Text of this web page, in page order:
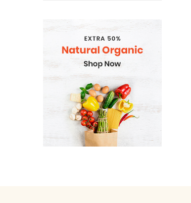
Mājsaimniecības preces
Piena , augu tauki un olas
Proteīnu batoniņi
Saldētā pārtika
Skaistumam un veselībai
Speciālā pārtika
Sporta uzturs